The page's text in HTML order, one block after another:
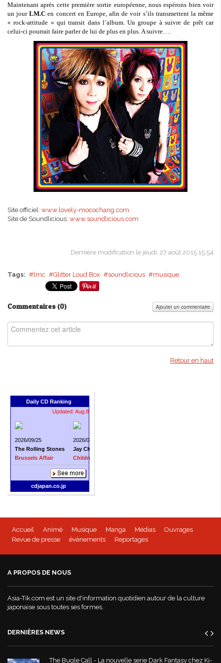
Maintenant après cette première sortie européenne, nous espérons bien voir
un jourLM.C en concert en Europe, afin de voir s’ils transmettent la même
« rock-attitude » qui transit dans l’album. Un groupe à suivre de prêt car
celui-ci pourrait faire parler de lui de plus en plus. A suivre….
Site officiel: www.lovely-mocochang.com
Site de Soundlicious: www.soundlicious.com
Dernière modification le jeudi, 27 août 2015 15:54
Tags: lmc Glitter Loud Box soundlicious musique
Commentaires (0) Ajouter un commentaire
Retour en haut
Daily CD Ranking
Updated: Aug.8
2026/09/25
The Rolling Stones
Brussels Affair
2026/08/05
Jay Chou
Children of the Sun
cdjapan.co.jp
Accueil Animé Musique Manga Médias
Ouvrages
Revue de presse
évènements Reportages
A PROPOS DE NOUS
Asia-Tik.com est un site d'information quotidien autour de la culture
japonaise sous toutes ses formes.
DERNIÈRES NEWS
The Bugle Call - La nouvelle serie Dark Fantasy chez Ki-